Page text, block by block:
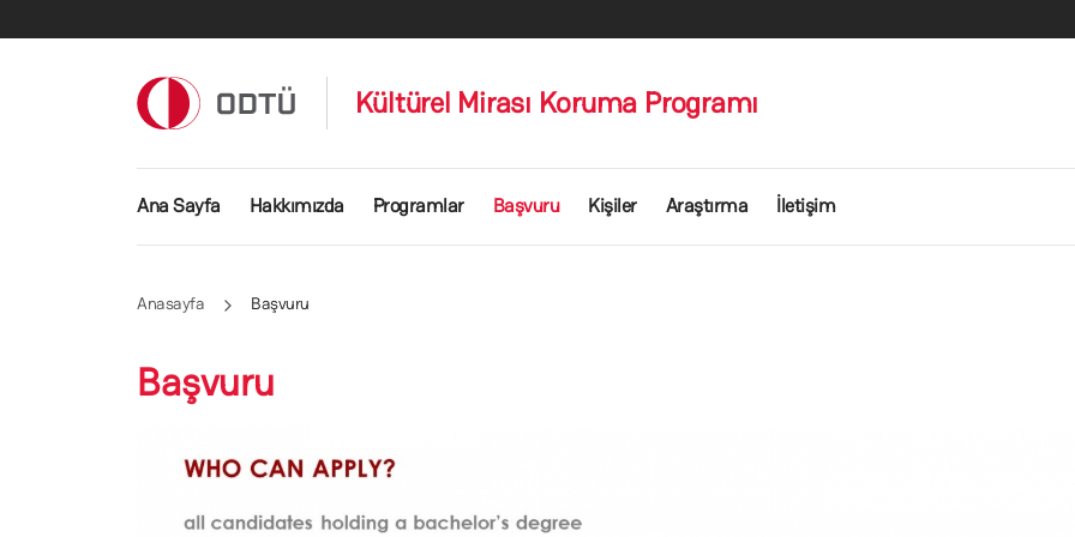
Kültürel Mirası Koruma Programı
Ana gezinti menüsü
Ana Sayfa Hakkımızda Programlar Başvuru Kişiler Araştırma İletişim
Anasayfa Başvuru
Başvuru